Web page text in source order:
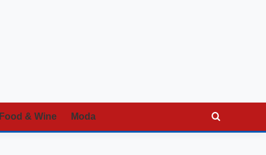
Food & Wine Moda